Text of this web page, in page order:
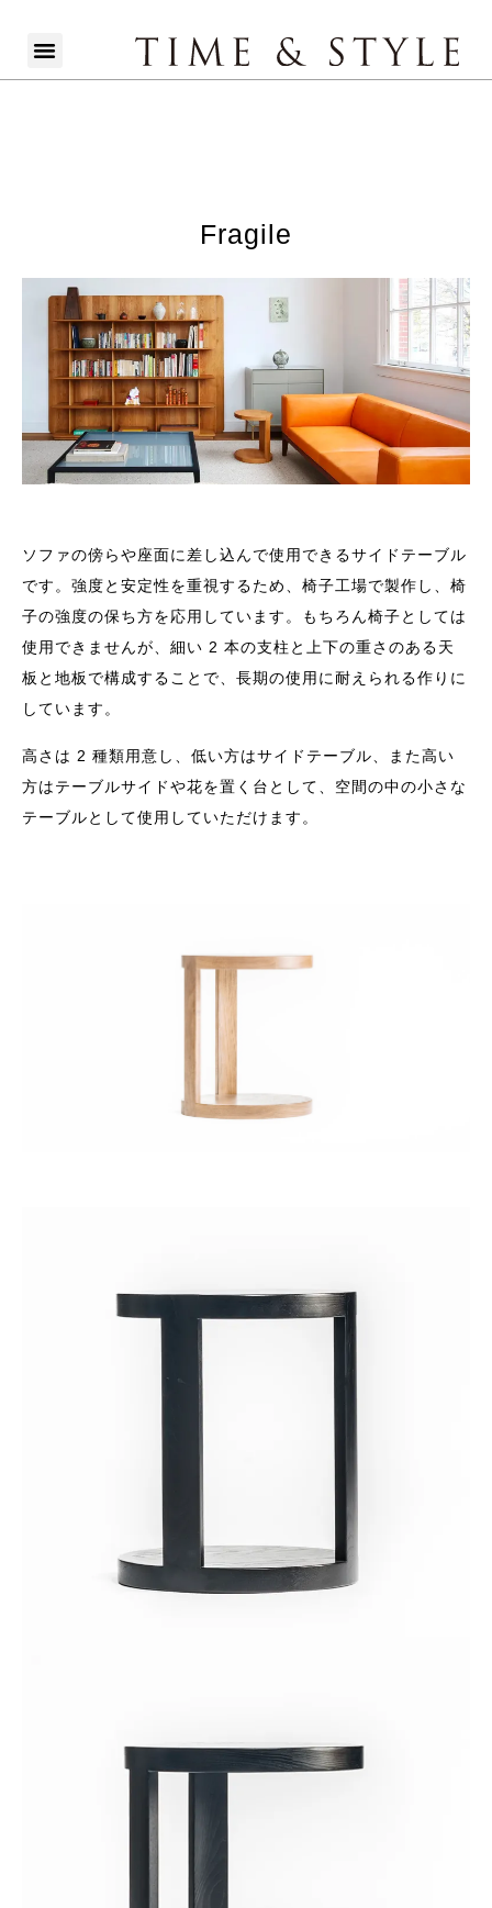
Fragile
ソファの傍らや座面に差し込んで使用できるサイドテーブル
です。強度と安定性を重視するため、椅子工場で製作し、椅
子の強度の保ち方を応用しています。もちろん椅子としては
使用できませんが、細い 2 本の支柱と上下の重さのある天
板と地板で構成することで、長期の使用に耐えられる作りに
しています。
高さは 2 種類用意し、低い方はサイドテーブル、また高い
方はテーブルサイドや花を置く台として、空間の中の小さな
テーブルとして使用していただけます。